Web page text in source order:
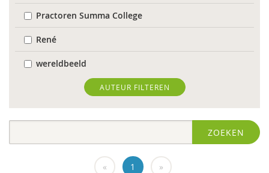
Practoren Summa College
René
wereldbeeld
World Health Organization
Edo (E.H.) Nieweg
Dr. Abdelilah Ljamai (UVH)
AUTEUR FILTEREN
ZOEKEN
« 1 »